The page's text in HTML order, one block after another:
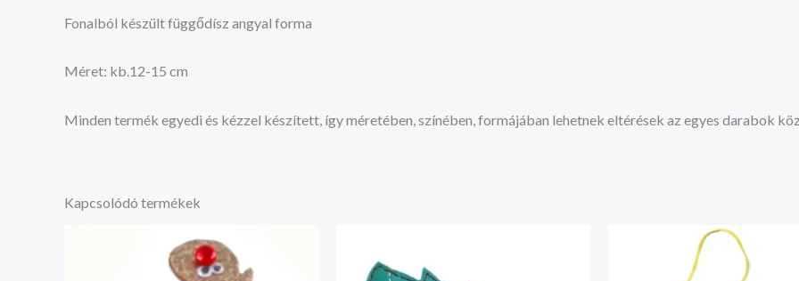
Fonalból készült függődísz angyal forma
Méret: kb.12-15 cm
Minden termék egyedi és kézzel készített, így méretében, színében, formájában lehetnek eltérések az egyes darabok
Kapcsolódó termékek